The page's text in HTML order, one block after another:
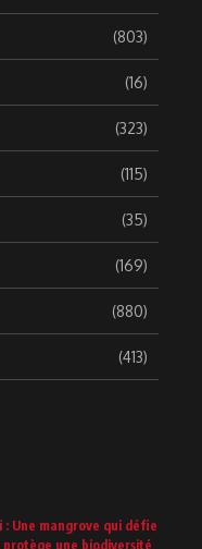
(803)
(16)
(323)
(115)
(35)
(169)
(880)
(413)
: Une mangrove qui défie
protège une biodiversité